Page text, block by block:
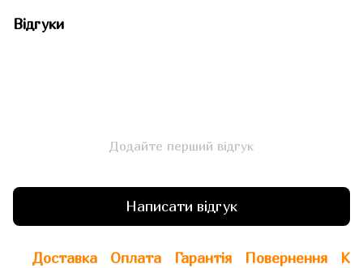
Відгуки
Додайте перший відгук
Написати відгук
Доставка Оплата Гарантія Повернення